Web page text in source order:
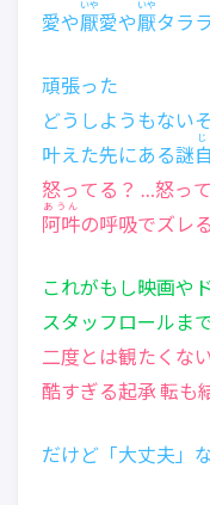
愛や厭
いや
愛や厭
いや
タラ
頑張った
どうしようもない
叶えた先にある謎
怒ってる？ …怒って
阿吽
あうん
の呼吸でズレ
これがもし映画や
スタッフロールま
二度とは観たくな
酷すぎる起承 転も
だけど「大丈夫」